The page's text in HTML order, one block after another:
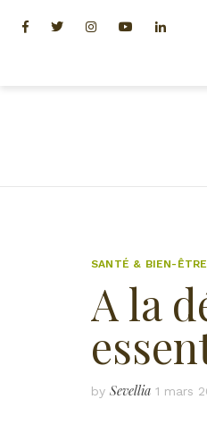
Facebook
TwitterInstagramYoutubeLinkedin
SANTÉ & BIEN-ÊTRE
A la
by Sevellia 1 mars